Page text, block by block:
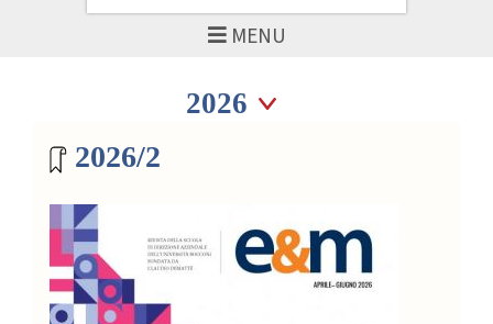
MENU
Archivio riviste
Seleziona annoSeleziona anno
2026/2